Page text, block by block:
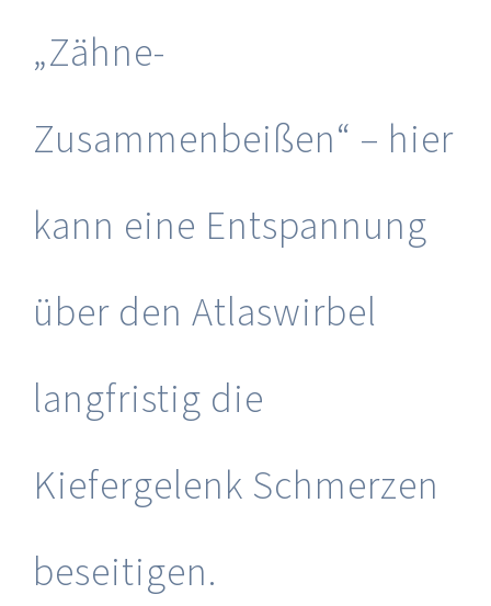
„Zähne-
Zusammenbeißen“ – hier
kann eine Entspannung
über den Atlaswirbel
langfristig die
Kiefergelenk Schmerzen
beseitigen.